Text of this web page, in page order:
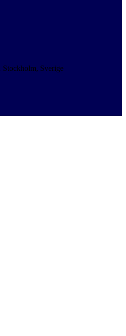
Stockholm, Sverige